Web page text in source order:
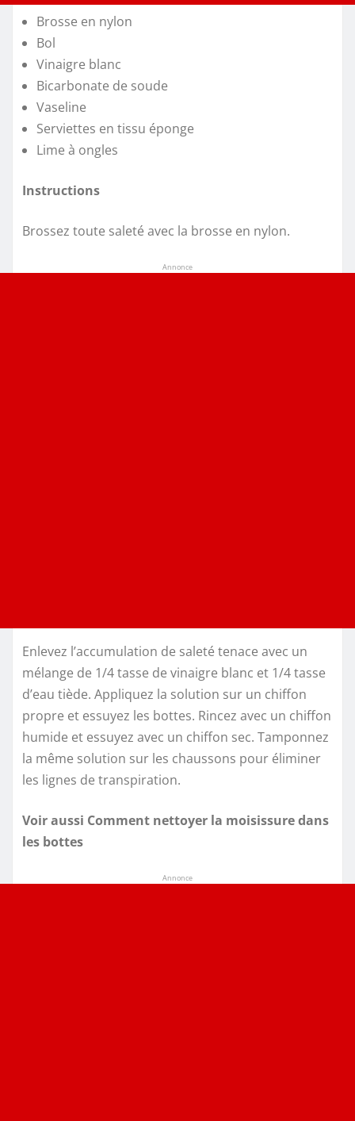
Brosse en nylon
Bol
Vinaigre blanc
Bicarbonate de soude
Vaseline
Serviettes en tissu éponge
Lime à ongles
Instructions
Brossez toute saleté avec la brosse en nylon.
Annonce
Enlevez l’accumulation de saleté tenace avec un
mélange de 1/4 tasse de vinaigre blanc et 1/4 tasse
d’eau tiède. Appliquez la solution sur un chiffon
propre et essuyez les bottes. Rincez avec un chiffon
humide et essuyez avec un chiffon sec. Tamponnez
la même solution sur les chaussons pour éliminer
les lignes de transpiration.
Voir aussi Comment nettoyer la moisissure dans
les bottes
Annonce